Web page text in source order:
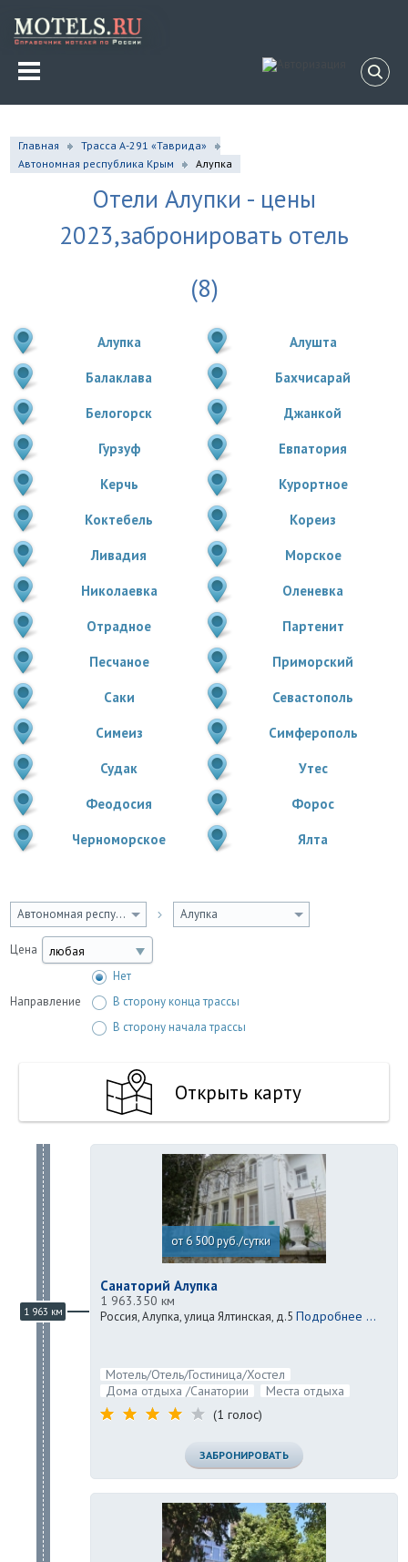
Главная
Трасса А-291 «Таврида»
Автономная республика Крым
Алупка
Отели Алупки - цены
2023,забронировать отель
(8)
Алупка Алушта
Балаклава Бахчисарай
Белогорск Джанкой
Гурзуф Евпатория
Керчь Курортное
Коктебель Кореиз
Ливадия Морское
Николаевка Оленевка
Отрадное Партенит
Песчаное Приморский
Саки Севастополь
Симеиз Симферополь
Судак Утес
Феодосия Форос
Черноморское Ялта
Автономная республика Крым Алупка
Цена любая
Направление
Нет
В сторону конца трассы
В сторону начала трассы
Открыть карту
1 963 км
от 6 500 руб./сутки
Санаторий Алупка
1 963.350 км
Россия, Алупка, улица Ялтинская, д.5 Подробнее ...
Мотель/Отель/Гостиница/Хостел
Дома отдыха /Санатории
Места отдыха
(1 голос)
ЗАБРОНИРОВАТЬ